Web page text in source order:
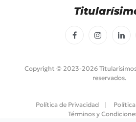
FacebookInstagram
Copyright © 2023-2026
reservados.
Política de Privacidad
Términos y